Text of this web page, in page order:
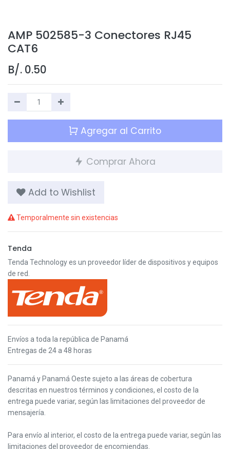
AMP 502585-3 Conectores RJ45
CAT6
B/. 0.50
Agregar al Carrito
Comprar Ahora
Add to Wishlist
Temporalmente sin existencias
Tenda
Tenda Technology es un proveedor líder de dispositivos y equipos
de red.
Envíos a toda la república de Panamá
Entregas de 24 a 48 horas
Panamá y Panamá Oeste sujeto a las áreas de cobertura
descritas en nuestros términos y condiciones, el costo de la
entrega puede variar, según las limitaciones del proveedor de
mensajería.
Para envío al interior, el costo de la entrega puede variar, según las
limitaciones del proveedor de encomiendas.